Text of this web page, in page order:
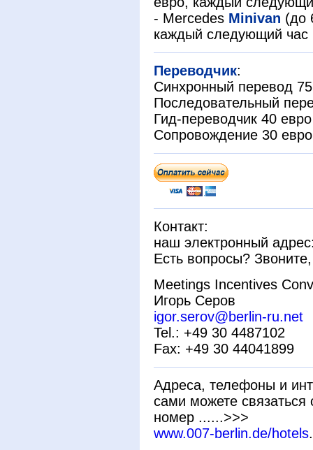
- Mercedes Minivan (до
каждый следующий час
Переводчик:
Синхронный перевод
Последовательный
Гид-переводчик 40
Сопровождение 30
Контакт:
наш электронный
Есть вопросы?
Meetings Incentives
Игорь Серов
igor.serov@berlin-ru.net
Tel.: +49 30 4487102
Fax: +49 30 44041899
Адреса, телефоны и
сами можете связаться
номер ......>>>
www.007-berlin.de/hotels.